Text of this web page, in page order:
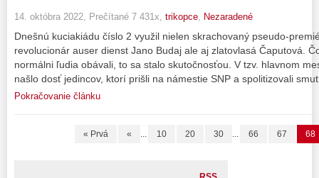
14. októbra 2022, Prečítané 7 431x, trikopce, Nezaradené
Dnešnú kuciakiádu číslo 2 využil nielen skrachovaný pseudo-
revolucionár auser dienst Jano Budaj ale aj zlatovlasá Čaputová.
normálni ľudia obávali, to sa stalo skutočnosťou. V tzv. hlavnom
našlo dosť jedincov, ktorí prišli na námestie SNP a spolitizovali
Pokračovanie článku
« Prvá « ... 10 20 30 ... 66 67 68